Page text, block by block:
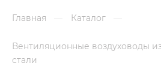
Главная — Каталог —
Вентиляционные воздуховоды
стали